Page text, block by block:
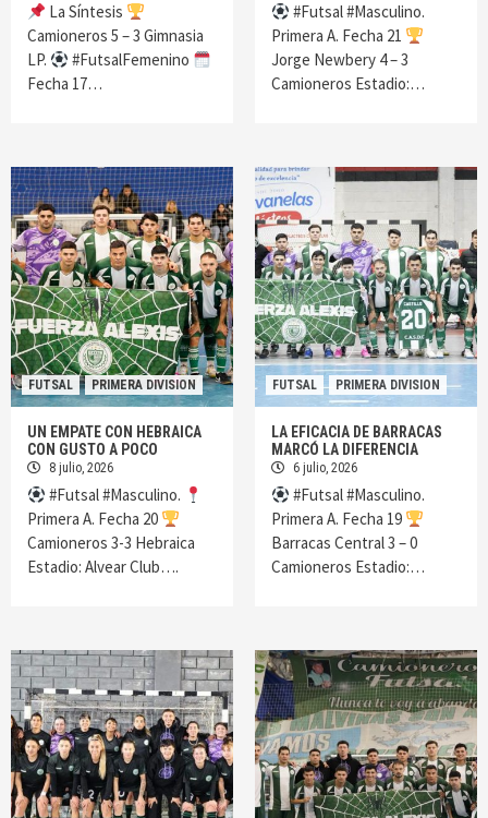
La Síntesis
Camioneros 5 – 3 Gimnasia
LP.
#FutsalFemenino
Fecha 17…
#Futsal #Masculino.
Primera A. Fecha 21
Jorge Newbery 4 – 3
Camioneros Estadio:…
FUTSAL PRIMERA DIVISION
UN EMPATE CON HEBRAICA
CON GUSTO A POCO
8 julio, 2026
#Futsal #Masculino.
Primera A. Fecha 20
Camioneros 3-3 Hebraica
Estadio: Alvear Club….
FUTSAL PRIMERA DIVISION
LA EFICACIA DE BARRACAS
MARCÓ LA DIFERENCIA
6 julio, 2026
#Futsal #Masculino.
Primera A. Fecha 19
Barracas Central 3 – 0
Camioneros Estadio:…